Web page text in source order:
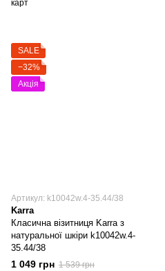
карт
SALE
−32%
Акція
Артикул: k10042w.4-35.44/38
Karra
Класична візитниця Karra з
натуральної шкіри k10042w.4-
35.44/38
1 049 грн 1 539 грн